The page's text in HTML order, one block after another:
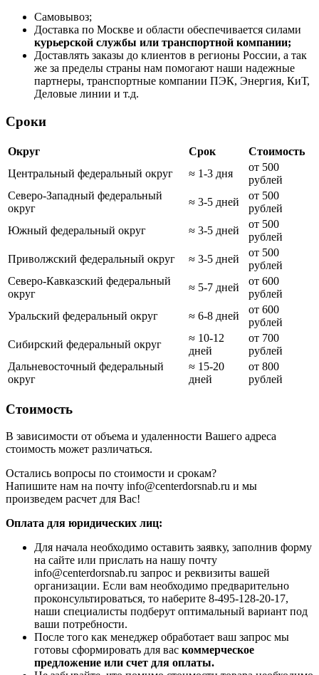
Самовывоз;
Доставка по Москве и области обеспечивается силами
курьерской службы или транспортной компании;
Доставлять заказы до клиентов в регионы России, а так
же за пределы страны нам помогают наши надежные
партнеры, транспортные компании ПЭК, Энергия, КиТ,
Деловые линии и т.д.
Сроки
Округ Срок
Стоимость
Центральный федеральный округ
≈ 1-3 дня
от 500
рублей
Северо-Западный федеральный
округ
≈ 3-5 дней
от 500
рублей
Южный федеральный округ
≈ 3-5 дней
от 500
рублей
Приволжский федеральный округ
≈ 3-5 дней
от 500
рублей
Северо-Кавказский федеральный
округ
≈ 5-7 дней
от 600
рублей
Уральский федеральный округ
≈ 6-8 дней
от 600
рублей
Сибирский федеральный округ
≈ 10-12
дней
от 700
рублей
Дальневосточный федеральный
округ
≈ 15-20
дней
от 800
рублей
Стоимость
В зависимости от объема и удаленности Вашего адреса
стоимость может различаться.
Остались вопросы по стоимости и срокам?
Напишите нам на почту info@centerdorsnab.ru и мы
произведем расчет для Вас!
Оплата для юридических лиц:
Для начала необходимо оставить заявку, заполнив форму
на сайте или прислать на нашу почту
info@centerdorsnab.ru запрос и реквизиты вашей
организации. Если вам необходимо предварительно
проконсультироваться, то наберите 8-495-128-20-17,
наши специалисты подберут оптимальный вариант под
ваши потребности.
После того как менеджер обработает ваш запрос мы
готовы сформировать для вас коммерческое
предложение или счет для оплаты.